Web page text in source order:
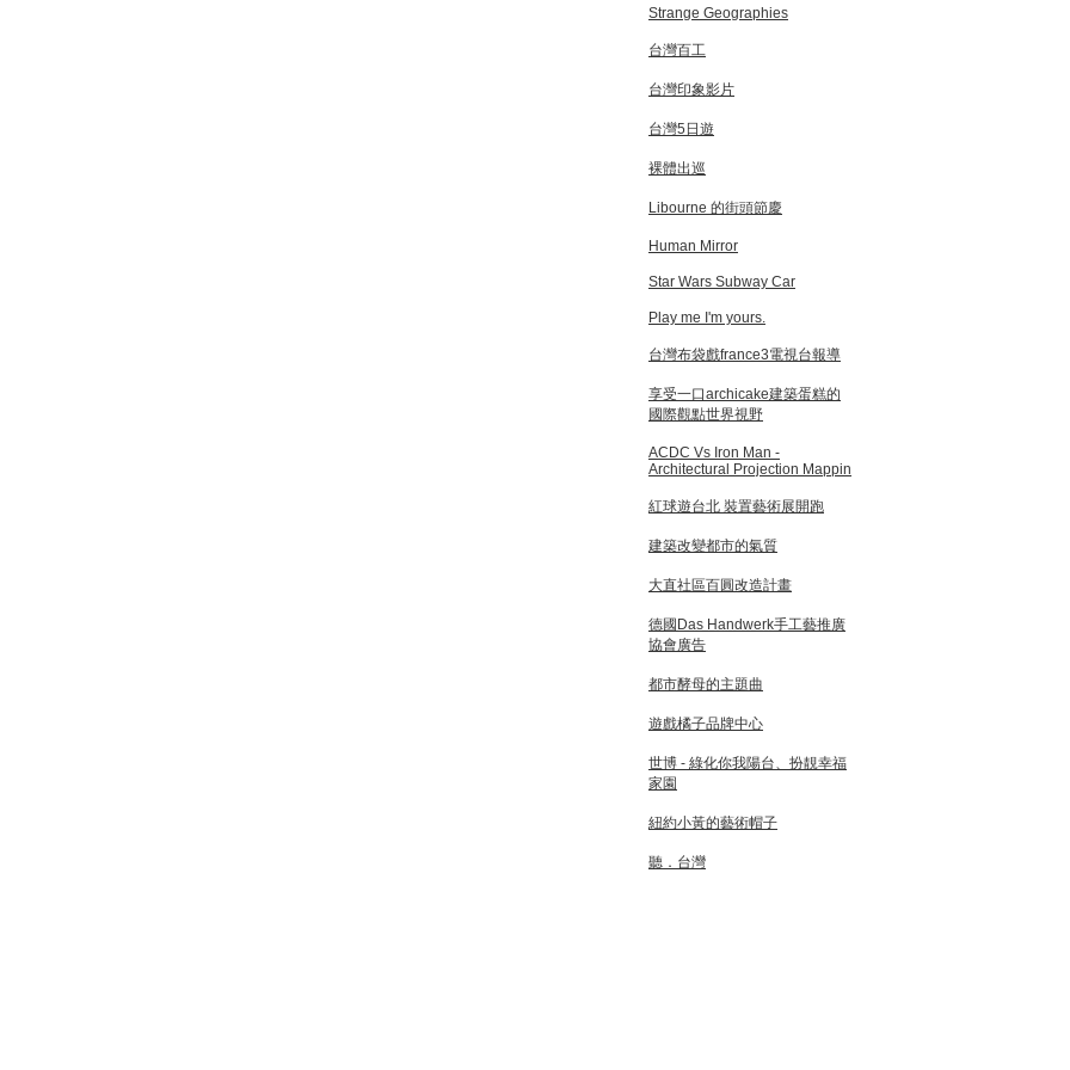
Strange Geographies
台灣百工
台灣印象影片
台灣5日遊
裸體出巡
Libourne 的街頭節慶
Human Mirror
Star Wars Subway Car
Play me I'm yours.
台灣布袋戲france3電視台報導
享受一口archicake建築蛋糕的
國際觀點世界視野
ACDC Vs Iron Man -
Architectural Projection Mappin
紅球遊台北 裝置藝術展開跑
建築改變都市的氣質
大直社區百圓改造計畫
德國Das Handwerk手工藝推廣
協會廣告
都市酵母的主題曲
遊戲橘子品牌中心
世博 - 綠化你我陽台、扮靚幸福
家園
紐約小黃的藝術帽子
聽．台灣